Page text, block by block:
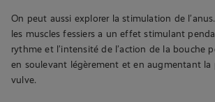
On peut aussi explorer la stimulation de
les muscles fessiers a un effet stimulant
rythme et l’intensité de l’action de la bouche
en soulevant légèrement et en augmentant la
vulve.